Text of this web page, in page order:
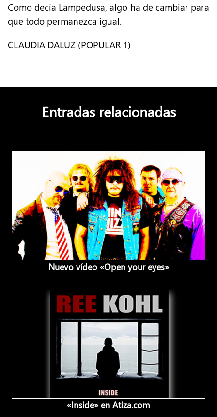
Como decía Lampedusa, algo ha de cambiar para
que todo permanezca igual.
CLAUDIA DALUZ (POPULAR 1)
Entradas relacionadas
Nuevo vídeo «Open your eyes»
«Inside» en Atiza.com